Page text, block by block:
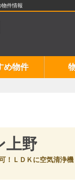
物件情報
め物件
上野
！ＬＤＫに空気清浄